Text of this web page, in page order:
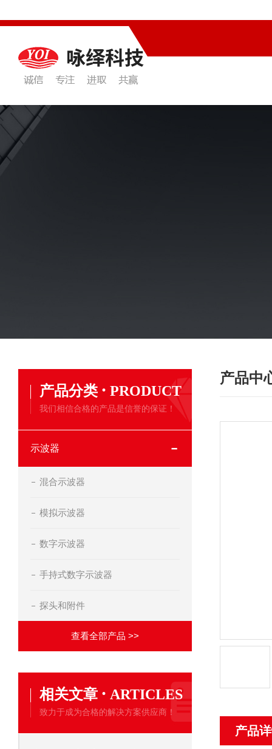
产品分类 · PRODUCT
我们相信合格的产品是信誉的保证！
示波器
混合示波器
模拟示波器
数字示波器
手持式数字示波器
探头和附件
查看全部产品 >>
相关文章 · ARTICLES
致力于成为合格的解决方案供应商！
产品中
产品